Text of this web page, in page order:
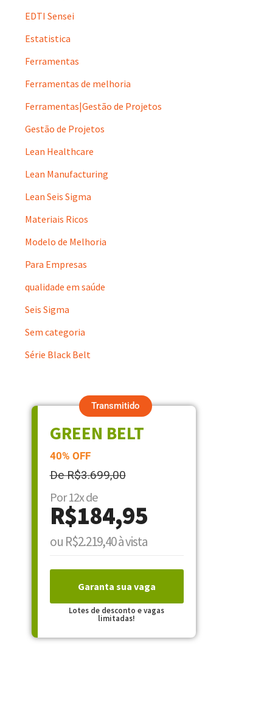
EDTI Sensei
Estatistica
Ferramentas
Ferramentas de melhoria
Ferramentas|Gestão de Projetos
Gestão de Projetos
Lean Healthcare
Lean Manufacturing
Lean Seis Sigma
Materiais Ricos
Modelo de Melhoria
Para Empresas
qualidade em saúde
Seis Sigma
Sem categoria
Série Black Belt
Transmitido
GREEN BELT
40% OFF
De R$3.699,00
Por 12x de
R$184,95
ou R$2.219,40 à vista
Garanta sua vaga
Lotes de desconto e vagas
limitadas!